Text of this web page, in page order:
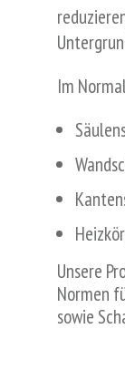
Im
Unsere
Normen
sowie